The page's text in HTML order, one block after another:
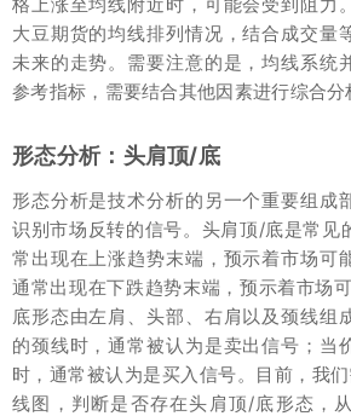
大豆期货的均线排列情况，结合成交量
未来的走势。需要注意的是，均线系统
参考指标，需要结合其他因素进行综合分
形态分析：头肩顶/底
形态分析是技术分析的另一个重要组成
识别市场反转的信号。头肩顶/底是常见
常出现在上涨趋势末端，预示着市场可
通常出现在下跌趋势末端，预示着市场
底形态由左肩、头部、右肩以及颈线组
的颈线时，通常被认为是卖出信号；当
时，通常被认为是买入信号。目前，我
线图，判断是否存在头肩顶/底形态，